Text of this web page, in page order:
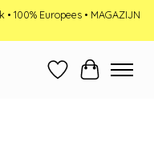
100% Europees • MAGAZIJN
Verlanglijst